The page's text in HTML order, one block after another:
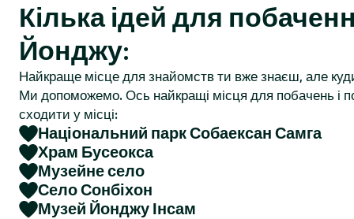
d
e
Кілька ідей для
Йонджу:
Найкраще місце для знайомств ти вже знаєш, але
Ми допоможемо. Ось найкращі місця для побачень і
сходити у місці:
Національний парк Собаексан Самга
Храм Бусеокса
Музейне село
Село Сонбіхон
Музей Йонджу Інсам